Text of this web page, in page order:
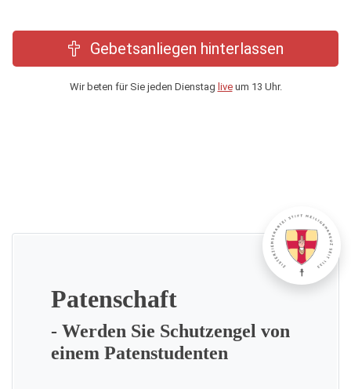
Gebetsanliegen hinterlassen
Wir beten für Sie jeden Dienstag liveum 13 Uhr.
Patenschaft
- Werden Sie Schutzengel von
einem Patenstudenten